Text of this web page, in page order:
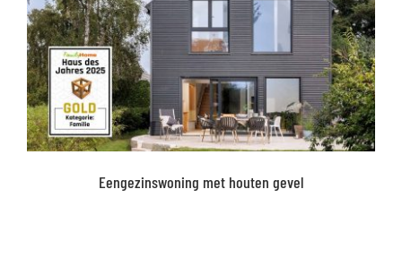
Eengezinswoning met houten gevel